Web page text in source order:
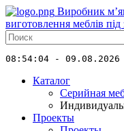
Виробник
виготовлення меблів
08:54:04 - 09.08.2026
Каталог
Серийная
Проекты